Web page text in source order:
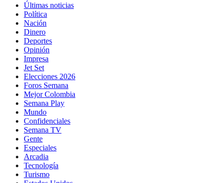
Últimas noticias
Política
Nación
Dinero
Deportes
Opinión
Impresa
Jet Set
Elecciones 2026
Foros Semana
Mejor Colombia
Semana Play
Mundo
Confidenciales
Semana TV
Gente
Especiales
Arcadia
Tecnología
Turismo